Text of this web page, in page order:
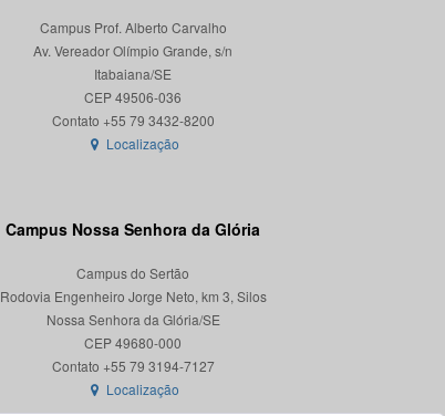
Campus Prof. Alberto Carvalho
Av. Vereador Olímpio Grande, s/n
Itabaiana/SE
CEP 49506-036
Localização
Campus Nossa Senhora da Glória
Campus do Sertão
Rodovia Engenheiro Jorge Neto, km 3, Silos
Nossa Senhora da Glória/SE
CEP 49680-000
Contato +55 79 3194-7127
Localização